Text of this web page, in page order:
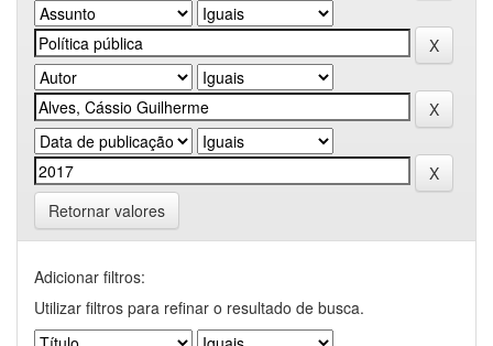
Retornar valores
Adicionar filtros:
Utilizar filtros para refinar o resultado de busca.